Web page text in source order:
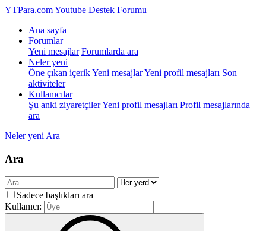
YTPara.comYoutube Destek Forumu
Ana sayfa
Forumlar
Yeni mesajlar Forumlarda ara
Neler yeni
Öne çıkan içerikYeni mesajlarYeni profil mesajları Son
aktiviteler
Kullanıcılar
Şu anki ziyaretçilerYeni profil mesajları Profil mesajlarında
ara
Neler yeni Ara
Ara
Sadece başlıkları ara
Kullanıcı: